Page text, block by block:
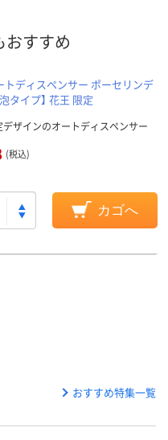
おすすめ
ディスペンサー ポーセリンデ
タイプ】 花王 限定
ザインのオートディスペンサー
(税込)
カゴへ
おすすめ特集一覧